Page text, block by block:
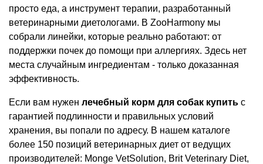
просто еда, а инструмент терапии, разработанный
ветеринарными диетологами. В ZooHarmony мы
собрали линейки, которые реально работают: от
поддержки почек до помощи при аллергиях. Здесь нет
места случайным ингредиентам - только доказанная
эффективность.
Если вам нужен лечебный корм для собак купить с
гарантией подлинности и правильных условий
хранения, вы попали по адресу. В нашем каталоге
более 150 позиций ветеринарных диет от ведущих
производителей: Monge VetSolution, Brit Veterinary Diet,